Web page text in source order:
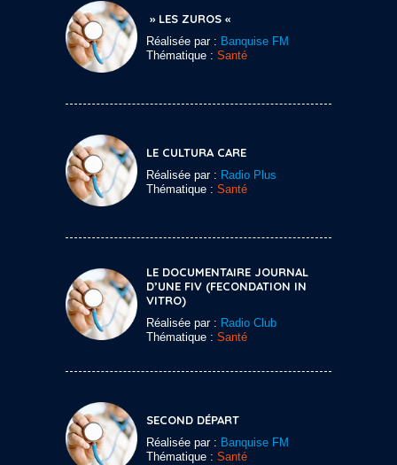
» LES ZUROS «
Réalisée par : Banquise FM
Thématique : Santé
LE CULTURA CARE
Réalisée par : Radio Plus
Thématique : Santé
LE DOCUMENTAIRE JOURNAL
D’UNE FIV (FECONDATION IN
VITRO)
Réalisée par : Radio Club
Thématique : Santé
SECOND DÉPART
Réalisée par : Banquise FM
Thématique : Santé